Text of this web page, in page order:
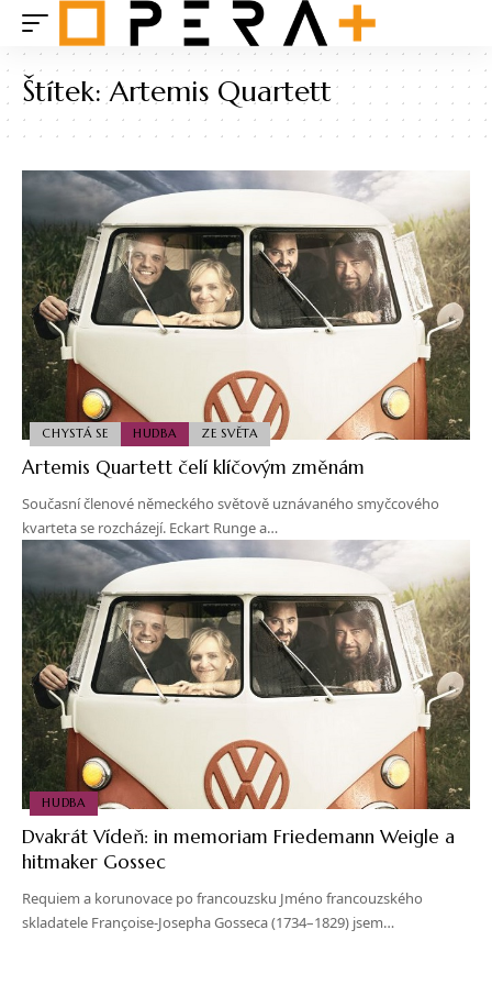
Štítek:Artemis Quartett
CHYSTÁ SE HUDBA ZE SVĚTA
Artemis Quartett čelí klíčovým změnám
Současní členové německého světově uznávaného smyčcového
kvarteta se rozcházejí. Eckart Runge a…
HUDBA
Dvakrát Vídeň: in memoriam Friedemann Weigle a
hitmaker Gossec
Requiem a korunovace po francouzsku Jméno francouzského
skladatele Françoise-Josepha Gosseca (1734–1829) jsem…